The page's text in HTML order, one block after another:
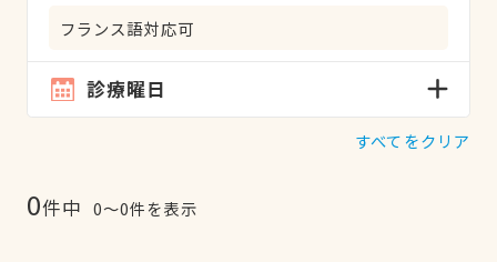
フランス語対応可
診療曜日
すべてをクリア
0件中 0〜0件を表示